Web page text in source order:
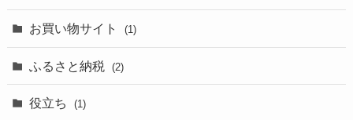
お買い物サイト (1)
ふるさと納税 (2)
役立ち (1)